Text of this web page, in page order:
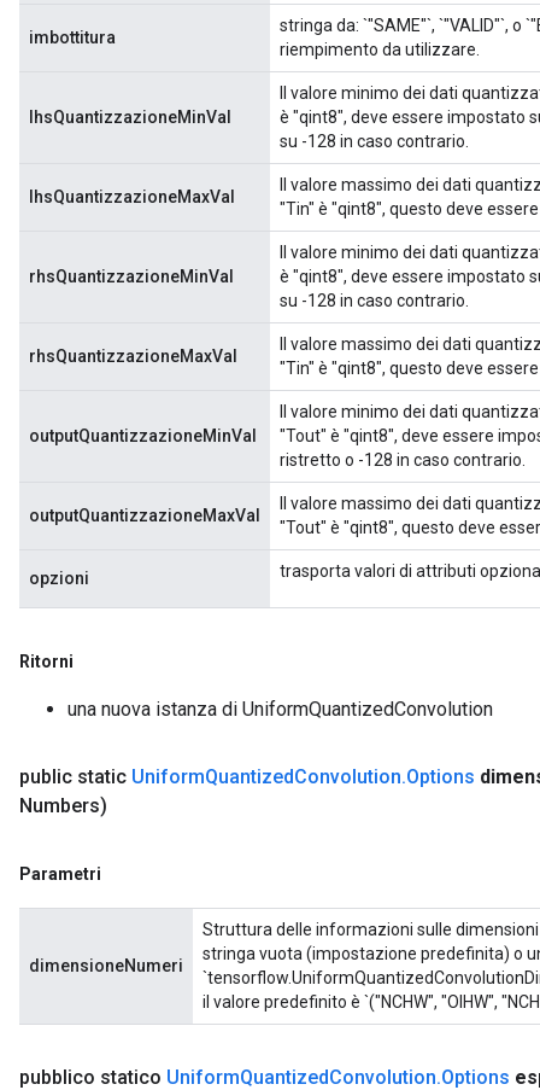
imbottitura
stringa da: `"SAME"`, `"VALID"`, o
riempimento da utilizzare.
lhsQuantizzazioneMinVal
Il valore minimo dei dati
è "qint8", deve essere impostato
su -128 in caso contrario.
lhsQuantizzazioneMaxVal
Il valore massimo dei dati
"Tin" è "qint8", questo deve
rhsQuantizzazioneMinVal
Il valore minimo dei dati
è "qint8", deve essere impostato
su -128 in caso contrario.
rhsQuantizzazioneMaxVal
Il valore massimo dei dati
"Tin" è "qint8", questo deve
outputQuantizzazioneMinVal
Il valore minimo dei dati
"Tout" è "qint8", deve essere
ristretto o -128 in caso contrario.
outputQuantizzazioneMaxVal
Il valore massimo dei dati
"Tout" è "qint8", questo deve
opzioni trasporta valori di attributi
Ritorni
una nuova istanza di UniformQuantizedConvolution
public static UniformQuantizedConvolution.Options
Numbers)
Parametri
dimensioneNumeri
Struttura delle informazioni sulle
stringa vuota (impostazione predefinita) o
il valore predefinito è `("NCHW", "OIHW",
pubblico statico UniformQuantizedConvolution.Options